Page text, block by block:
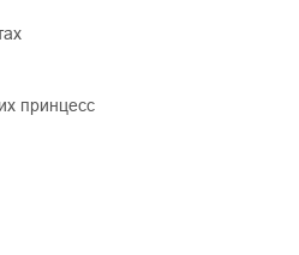
принцесс